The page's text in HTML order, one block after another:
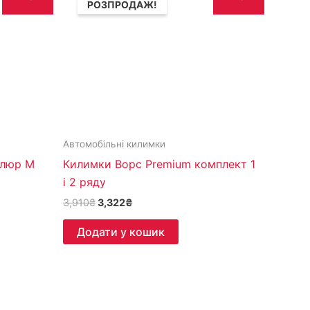
M
РОЗПРОДАЖ!
Автомобільні килимки
Килимки Ворс Premium комплект 1
і 2 ряду
3,910₴
3,910₴.
3,322₴
3,322₴.
Додати у кошик